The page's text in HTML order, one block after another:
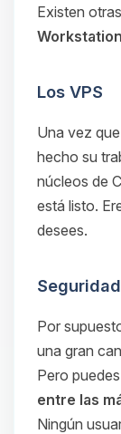
Existen
Workstation
Los VPS
Una vez
hecho su
núcleos de
está listo.
desees.
Seguridad
Por
una gran
Pero
entre las
Ningún